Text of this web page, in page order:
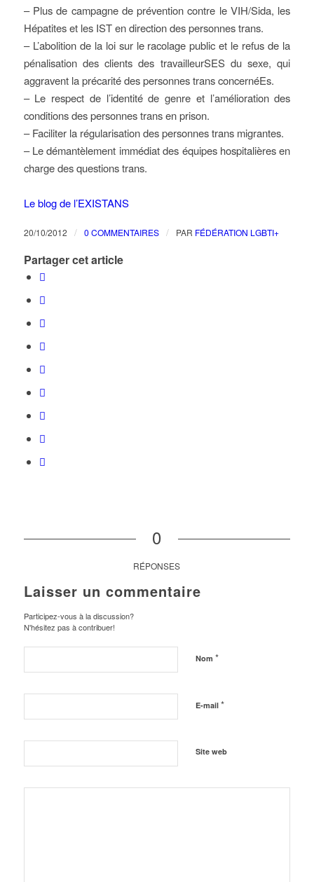
– Plus de campagne de prévention contre le VIH/Sida, les
Hépatites et les IST en direction des personnes trans.
– L’abolition de la loi sur le racolage public et le refus de la
pénalisation des clients des travailleurSES du sexe, qui
aggravent la précarité des personnes trans concernéEs.
– Le respect de l’identité de genre et l’amélioration des
conditions des personnes trans en prison.
– Faciliter la régularisation des personnes trans migrantes.
– Le démantèlement immédiat des équipes hospitalières en
charge des questions trans.
Le blog de l’EXISTANS
20/10/2012 / 0 COMMENTAIRES / PAR FÉDÉRATION LGBTI+
Partager cet article
0
RÉPONSES
Laisser un commentaire
Participez-vous à la discussion?
N'hésitez pas à contribuer!
Nom *
E-mail *
Site web